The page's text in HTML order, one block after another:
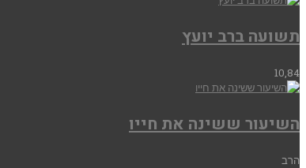
תשועה ברב יועץ
10,84
השיעור ששינה את חייו
הרב